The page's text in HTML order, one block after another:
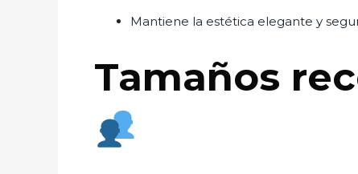
Mantiene la estética elegante y
Tamaños